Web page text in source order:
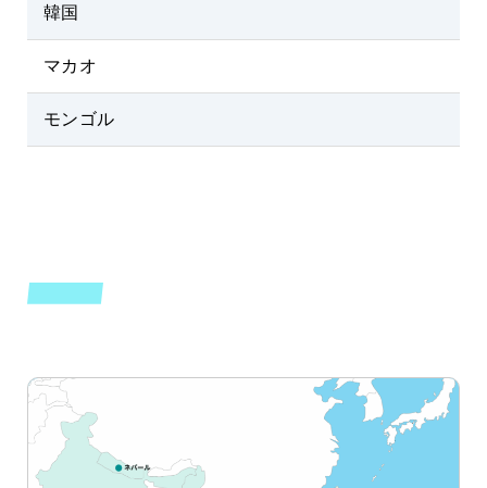
韓国
マカオ
モンゴル